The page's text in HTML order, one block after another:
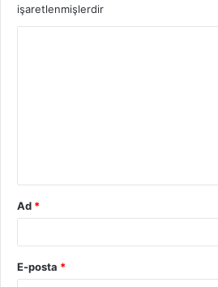
işaretlenmişlerdir
Ad *
E-posta *